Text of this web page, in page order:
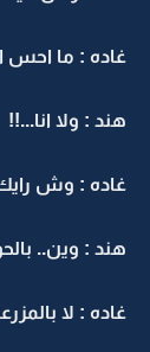
غاده : ما احس
هند : ولا انا...!!
غاده : وش
هند : وين..
غاده : لا